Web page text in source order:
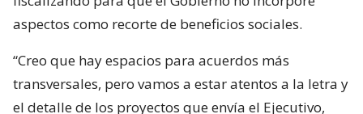
aspectos como recorte de beneficios sociales.
“Creo que hay espacios para acuerdos más
transversales, pero vamos a estar atentos a la letra y
el detalle de los proyectos que envía el Ejecutivo,